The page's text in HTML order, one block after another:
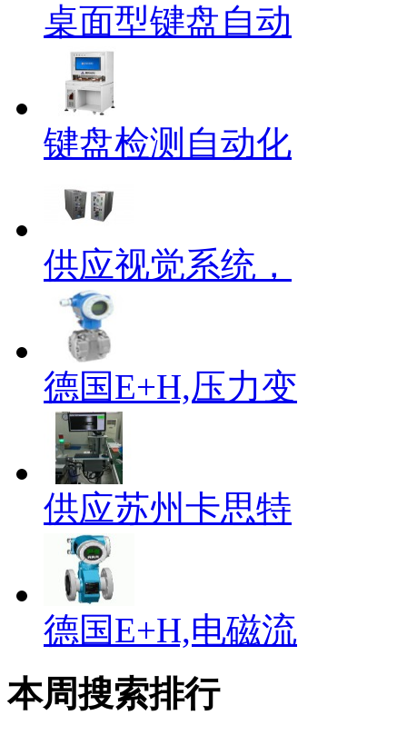
桌面型键盘自动
键盘检测自动化
供应视觉系统，
德国E+H,压力变
供应苏州卡思特
德国E+H,电磁流
本周搜索排行